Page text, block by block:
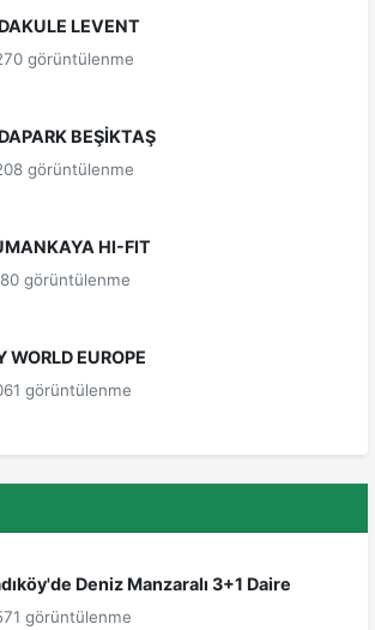
LEVENT
görüntülenme
BEŞİKTAŞ
görüntülenme
HI-FIT
görüntülenme
WORLD EUROPE
görüntülenme
Deniz Manzaralı 3+1 Daire
görüntülenme